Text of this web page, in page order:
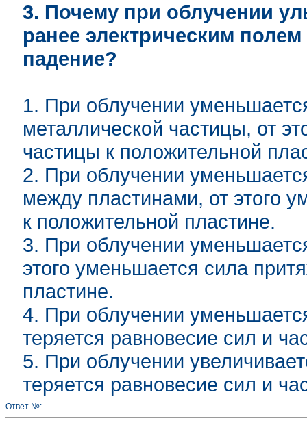
3. Почему при облучении
ранее электрическим
падение?
1. При облучении
металлической частицы, от
частицы к положительной
2. При облучении
между пластинами, от этого
к положительной пластине.
3. При облучении
этого уменьшается сила
пластине.
4. При облучении
теряется равновесие сил и
5. При облучении
теряется равновесие сил и
Ответ №: